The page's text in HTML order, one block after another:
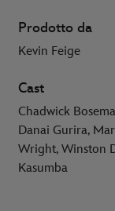
Prodotto da
Kevin Feige
Cast
Chadwick
Danai Gurira,
Wright, Winston
Kasumba